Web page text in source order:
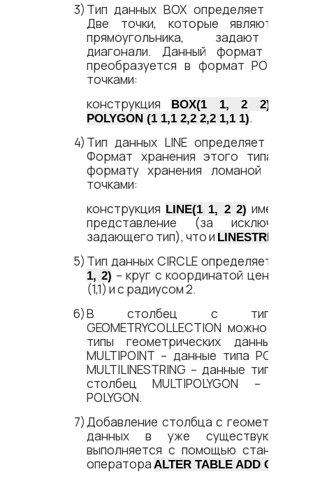
Тип данных BOX определяет
Две точки, которые являются
прямоугольника, задают
диагонали. Данный формат
преобразуется в формат
точками:
конструкция
BOX(1 1, 2 2)
POLYGON (1 1,1 2,2 2,2 1,1 1).
Тип данных LINE определяет
Формат хранения этого типа
формату хранения ломаной линии
точками:
конструкция LINE(1 1, 2 2) имеет то
представление (за
задающего тип), что и LINESTRING (1
Тип данных CIRCLE определяет круг:
1, 2) – круг с координатой
(1,1) и с радиусом 2.
В столбец с типом
GEOMETRYCOLLECTION можно
типы геометрических данных, в
MULTIPOINT – данные типа POINT, в
MULTILINESTRING – данные типа
столбец MULTIPOLYGON –
POLYGON.
Добавление столбца с
данных в уже существующую
выполняется с помощью
оператора ALTER TABLE ADD